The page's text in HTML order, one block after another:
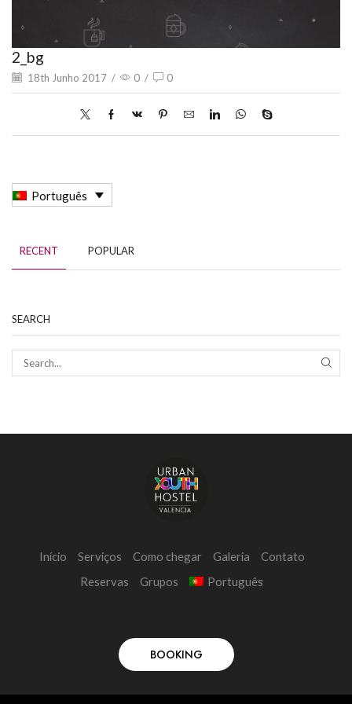
2_bg
18th Junho 2017 / 0 / 0
Português
RECENT POPULAR
SEARCH
Início Serviços Como chegar Galeria
Contato
Reservas
Grupos Português
BOOKING